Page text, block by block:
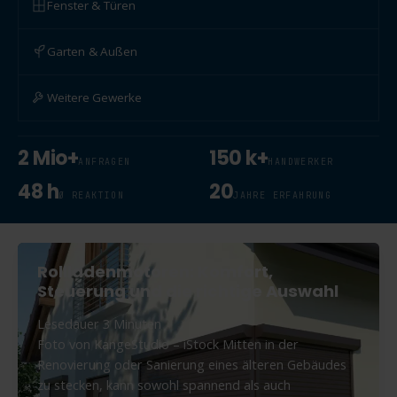
Fenster & Türen
Garten & Außen
Weitere Gewerke
2 Mio+ANFRAGEN 150 k+HANDWERKER
48 hØ REAKTION 20JAHRE ERFAHRUNG
Rollladenmotoren: Komfort,
Steuerung und die richtige Auswahl
Lesedauer 3 Minuten
Foto von KangeStudio – iStock Mitten in der
Renovierung oder Sanierung eines älteren Gebäudes
zu stecken, kann sowohl spannend als auch